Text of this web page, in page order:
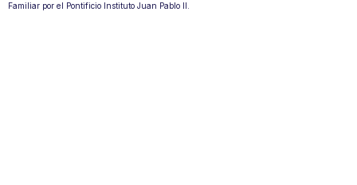
Familiar por el Pontificio Instituto Juan Pablo II.